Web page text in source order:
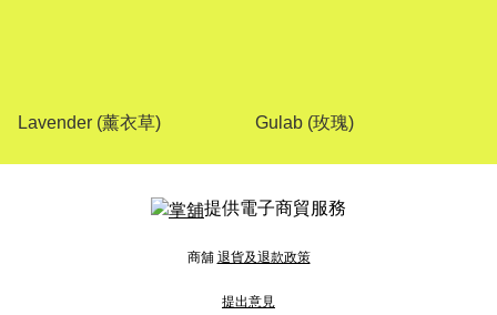
Lavender (薰衣草) Gulab (玫瑰)
提供電子商貿服務
商舖 退貨及退款政策
提出意見